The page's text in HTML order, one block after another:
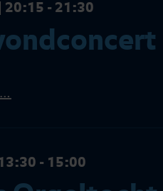
20:15 - 21:30
- 15:00